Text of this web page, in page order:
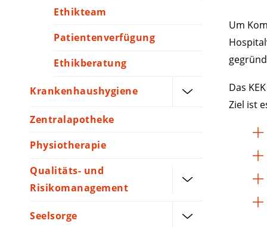
Ethikteam
Patientenverfügung
Ethikberatung
Krankenhaushygiene
Zentralapotheke
Physiotherapie
Qualitäts- und
Risikomanagement
Seelsorge
Um
Das
Ziel ist